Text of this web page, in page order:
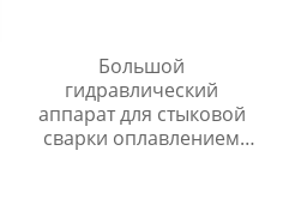
Большой
гидравлический
аппарат для стыковой
сварки оплавлением